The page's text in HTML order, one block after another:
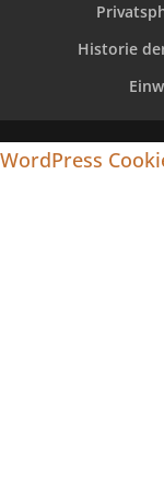
Historie
WordPress